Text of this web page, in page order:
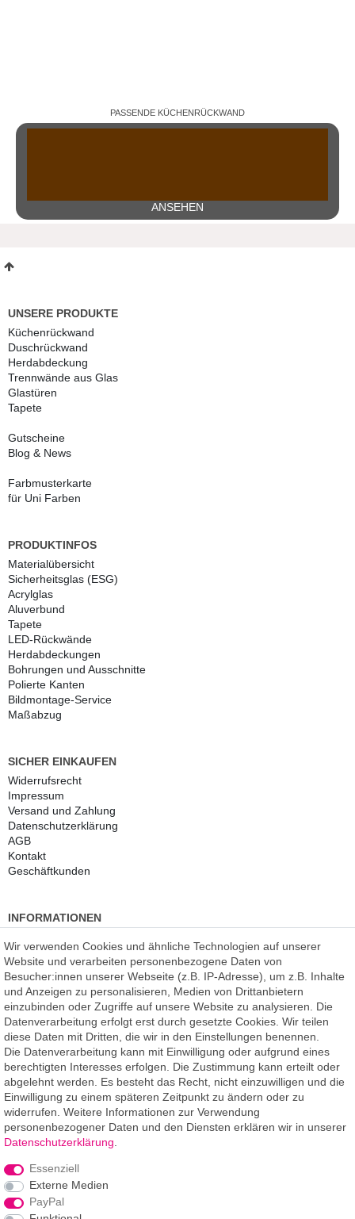
PASSENDE KÜCHENRÜCKWAND
ANSEHEN
UNSERE PRODUKTE
Küchenrückwand
Duschrückwand
Herdabdeckung
Trennwände aus Glas
Glastüren
Tapete
Gutscheine
Blog & News
Farbmusterkarte
für Uni Farben
PRODUKTINFOS
Materialübersicht
Sicherheitsglas (ESG)
Acrylglas
Aluverbund
Tapete
LED-Rückwände
Herdabdeckungen
Bohrungen und Ausschnitte
Polierte Kanten
Bildmontage-Service
Maßabzug
SICHER EINKAUFEN
Widerrufs­recht
Impressum
Versand und Zahlung
Daten­schutz­erklärung
AGB
Kontakt
Geschäftkunden
INFORMATIONEN
Kauf auf Rechnung
Datenschutz
Kostenlose Beratung
SSL Verschlüsselung
Händlerbund-Mitglied
ROOMPIXXeine Marke der
F.A.R.B. Digitaldruck GmbH
Chemnitzer Straße 12a
09235 Burkhardtsdorf
Telefon: 03721-263 994-2
Telefon: 03721-329 259-8
Telefax: 03721-263 994-3
E-Mail: info@roompixx.com
Wir verwenden Cookies und ähnliche Technologien auf unserer
Website und verarbeiten personenbezogene Daten von
Besucher:innen unserer Webseite (z.B. IP-Adresse), um z.B. Inhalte
und Anzeigen zu personalisieren, Medien von Drittanbietern
einzubinden oder Zugriffe auf unsere Website zu analysieren. Die
Datenverarbeitung erfolgt erst durch gesetzte Cookies. Wir teilen
diese Daten mit Dritten, die wir in den Einstellungen benennen.
Die Datenverarbeitung kann mit Einwilligung oder aufgrund eines
berechtigten Interesses erfolgen. Die Zustimmung kann erteilt oder
abgelehnt werden. Es besteht das Recht, nicht einzuwilligen und die
Einwilligung zu einem späteren Zeitpunkt zu ändern oder zu
widerrufen. Weitere Informationen zur Verwendung
personenbezogener Daten und den Diensten erklären wir in unserer
Daten­schutz­erklärung
Essenziell
Externe Medien
PayPal